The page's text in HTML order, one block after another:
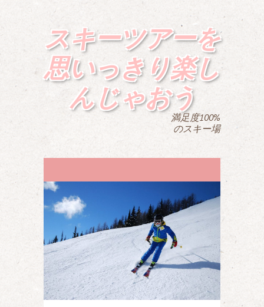
スキーツアーを
思いっきり楽し
んじゃおう
満足度100%
のスキー場